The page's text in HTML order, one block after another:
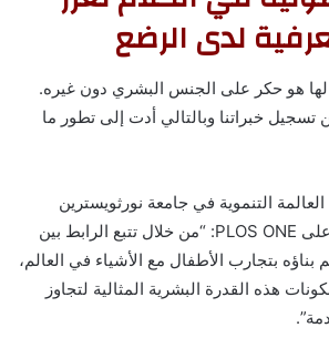
لدى الرضع
لها هو حكر على الجنس البشري دون غيره.
تسجيل خبراتنا وبالتالي أدت إلى تطور ما
التنموية في جامعة نورثويسترين
والناشرة لورقة بحثية على PLOS ONE: “من خلال تتبع الرابط بين
بناؤه بتجارب الأطفال مع الأشياء في العالم،
هذه القدرة البشرية المثالية لتجاوز